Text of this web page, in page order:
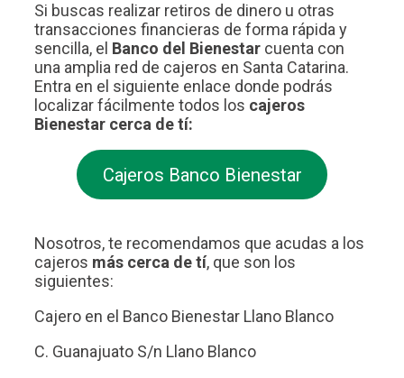
Si buscas realizar retiros de dinero u otras
transacciones financieras de forma rápida y
sencilla, el Banco del Bienestar cuenta con
una amplia red de cajeros en Santa Catarina.
Entra en el siguiente enlace donde podrás
localizar fácilmente todos los cajeros
Bienestar cerca de tí:
Cajeros Banco Bienestar
Nosotros, te recomendamos que acudas a los
cajeros más cerca de tí, que son los
siguientes:
Cajero en el Banco Bienestar Llano Blanco
C. Guanajuato S/n Llano Blanco